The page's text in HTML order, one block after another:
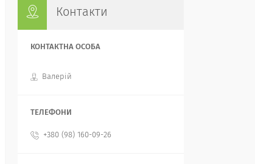
Контакти
Валерій
+380 (98) 160-09-26